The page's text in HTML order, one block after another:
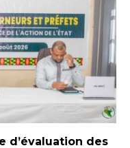
d’évaluation des